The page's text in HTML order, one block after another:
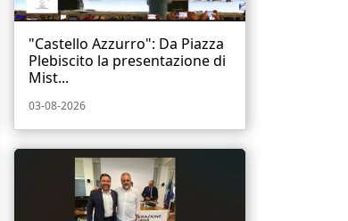
"Castello Azzurro": Da Piazza
Plebiscito la presentazione di
Mist...
03-08-2026